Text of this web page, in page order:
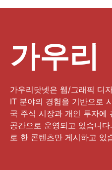
가우리
가우리닷넷은 웹/그래픽 디
IT 분야의 경험을 기반으로
국 주식 시장과 개인 투자에
공간으로 운영되고 있습니
로 한 콘텐츠만 게시하고 있